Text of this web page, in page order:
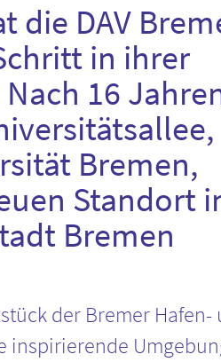
die DAV
in ihrer
16
Bremen,
Standort
Bremen
der Bremer Hafen-
inspirierende